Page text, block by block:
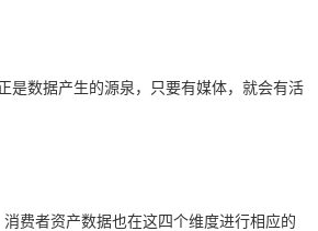
是数据产生的源泉，只要有媒体，就会有活
费者资产数据也在这四个维度进行相应的